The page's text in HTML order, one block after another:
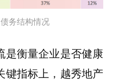
务结构情况
是衡量企业是否健康
键指标上，越秀地产